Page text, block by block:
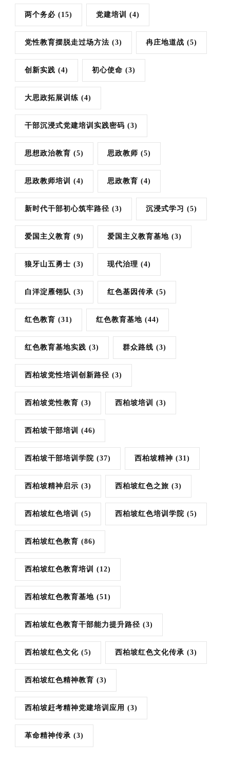
两个务必 (15) 党建培训 (4)
党性教育摆脱走过场方法 (3) 冉庄地道战 (5)
创新实践 (4) 初心使命 (3)
大思政拓展训练 (4)
干部沉浸式党建培训实践密码 (3)
思想政治教育 (5) 思政教师 (5)
思政教师培训 (4) 思政教育 (4)
新时代干部初心筑牢路径 (3) 沉浸式学习 (5)
爱国主义教育 (9) 爱国主义教育基地 (3)
狼牙山五勇士 (3) 现代治理 (4)
白洋淀雁翎队 (3) 红色基因传承 (5)
红色教育 (31) 红色教育基地 (44)
红色教育基地实践 (3) 群众路线 (3)
西柏坡党性培训创新路径 (3)
西柏坡党性教育 (3) 西柏坡培训 (3)
西柏坡干部培训 (46)
西柏坡干部培训学院 (37) 西柏坡精神 (31)
西柏坡精神启示 (3) 西柏坡红色之旅 (3)
西柏坡红色培训 (5) 西柏坡红色培训学院 (5)
西柏坡红色教育 (86)
西柏坡红色教育培训 (12)
西柏坡红色教育基地 (51)
西柏坡红色教育干部能力提升路径 (3)
西柏坡红色文化 (5) 西柏坡红色文化传承 (3)
西柏坡红色精神教育 (3)
西柏坡赶考精神党建培训应用 (3)
革命精神传承 (3)